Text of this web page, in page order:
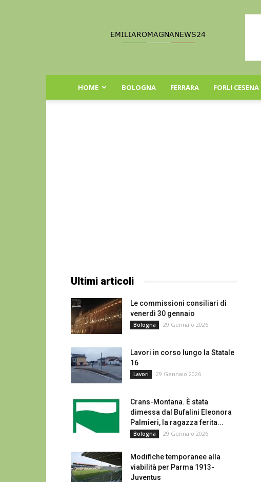
Romagna
HOME BOLOGNA FERRARA FORLI CESENA
Ultimi articoli
Le commissioni consiliari di
venerdì 30 gennaio
Bologna 29 Gennaio 2026
Lavori in corso lungo la Statale
16
Lavori 29 Gennaio 2026
Crans-Montana. È stata
dimessa dal Bufalini Eleonora
Palmieri, la ragazza ferita...
Bologna 29 Gennaio 2026
Modifiche temporanee alla
viabilità per Parma 1913-
Juventus